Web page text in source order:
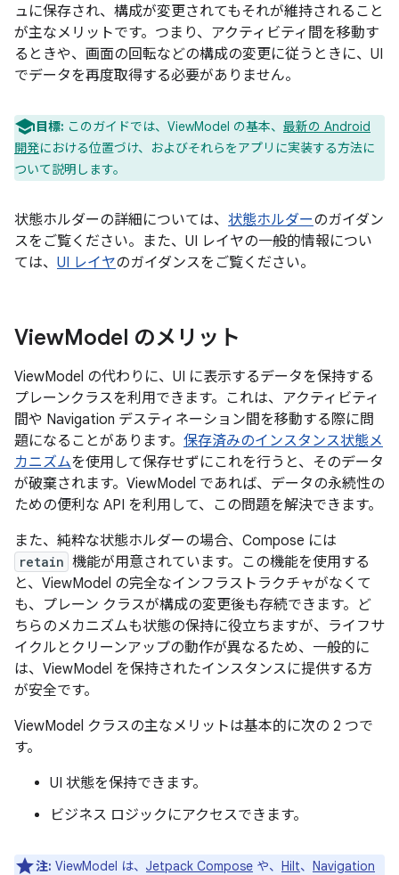
ュに保存され、構成が変更されてもそれが維持されること
が主なメリットです。つまり、アクティビティ間を移動す
るときや、画面の回転などの構成の変更に従うときに、UI
でデータを再度取得する必要がありません。
目標: このガイドでは、ViewModel の基本、 最新の Android
開発における位置づけ、およびそれらをアプリに実装する方法に
ついて説明します。
状態ホルダーの詳細については、 状態ホルダーのガイダン
スをご覧ください。また、UI レイヤの一般的情報につい
ては、 UI レイヤのガイダンスをご覧ください。
ViewModel のメリット
ViewModel の代わりに、UI に表示するデータを保持する
プレーンクラスを利用できます。これは、アクティビティ
間や Navigation デスティネーション間を移動する際に問
題になることがあります。 保存済みのインスタンス状態メ
カニズムを使用して保存せずにこれを行うと、そのデータ
が破棄されます。ViewModel であれば、データの永続性の
ための便利な API を利用して、この問題を解決できます。
また、純粋な状態ホルダーの場合、Compose には
retain 機能が用意されています。この機能を使用する
と、ViewModel の完全なインフラストラクチャがなくて
も、プレーン クラスが構成の変更後も存続できます。ど
ちらのメカニズムも状態の保持に役立ちますが、ライフサ
イクルとクリーンアップの動作が異なるため、一般的に
は、ViewModel を保持されたインスタンスに提供する方
が安全です。
ViewModel クラスの主なメリットは基本的に次の 2 つで
す。
UI 状態を保持できます。
ビジネス ロジックにアクセスできます。
注: ViewModel は、 Jetpack Compose や、 Hilt、 Navigation